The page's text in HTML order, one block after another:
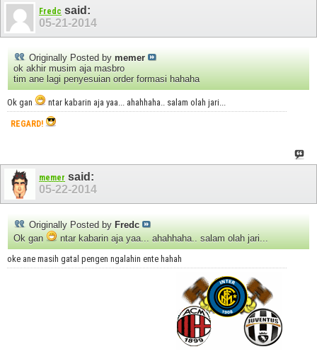
Fredc said:
05-21-2014
Originally Posted by memer
ok akhir musim aja masbro
tim ane lagi penyesuian order formasi hahaha
Ok gan ntar kabarin aja yaa... ahahhaha.. salam olah jari...
REGARD!
memer said:
05-22-2014
Originally Posted by Fredc
Ok gan
ntar kabarin aja yaa... ahahhaha.. salam olah jari...
oke ane masih gatal pengen ngalahin ente hahah